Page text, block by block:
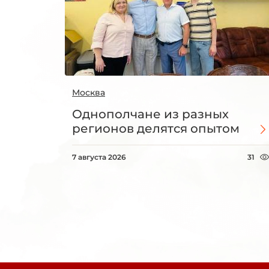
Москва
Однополчане из разных
регионов делятся опытом
7 августа 2026 31